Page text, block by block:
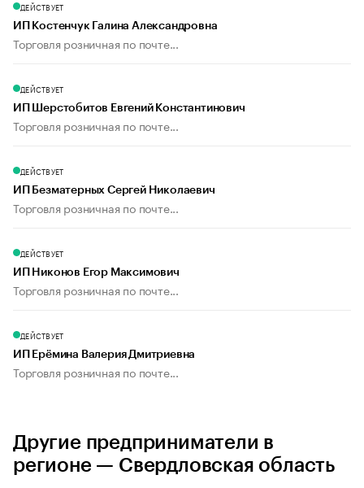
ДЕЙСТВУЕТ
ИП Костенчук Галина Александровна
Торговля розничная по почте...
ДЕЙСТВУЕТ
ИП Шерстобитов Евгений Константинович
Торговля розничная по почте...
ДЕЙСТВУЕТ
ИП Безматерных Сергей Николаевич
Торговля розничная по почте...
ДЕЙСТВУЕТ
ИП Никонов Егор Максимович
Торговля розничная по почте...
ДЕЙСТВУЕТ
ИП Ерёмина Валерия Дмитриевна
Торговля розничная по почте...
Другие предприниматели в
регионе — Свердловская область